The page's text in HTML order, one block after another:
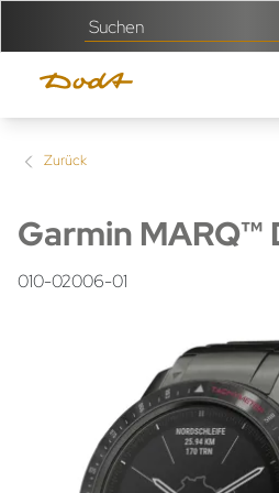
Zurück
Garmin MARQ™
010-02006-01